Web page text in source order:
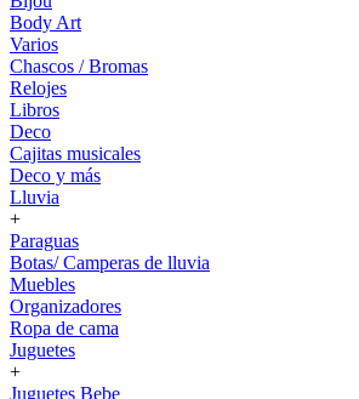
Body Art
Varios
Chascos / Bromas
Relojes
Libros
Deco
Cajitas musicales
Deco y más
Lluvia
+
Paraguas
Botas/ Camperas de lluvia
Muebles
Organizadores
Ropa de cama
Juguetes
+
Juguetes Bebe